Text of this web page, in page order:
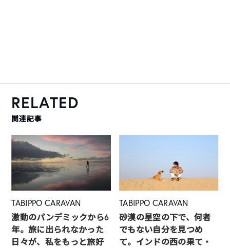
RELATED
関連記事
TABIPPO CARAVAN
激動のパンデミックから6
年。旅に出られなかった
日々が、私をもっと旅好
TABIPPO CARAVAN
砂漠の星空の下で、何者
でもない自分を見つめ
て。インドの西の果て・